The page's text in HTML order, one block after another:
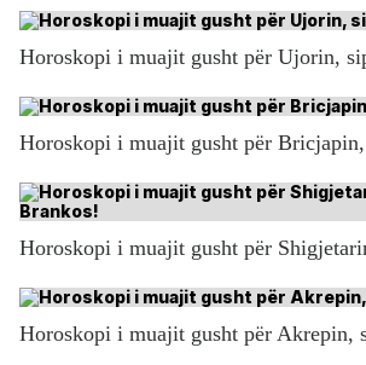
Horoskopi i muajit gusht për Ujorin,
Horoskopi i muajit gusht për
Horoskopi i muajit gusht për
Horoskopi i muajit gusht për Akrepin,